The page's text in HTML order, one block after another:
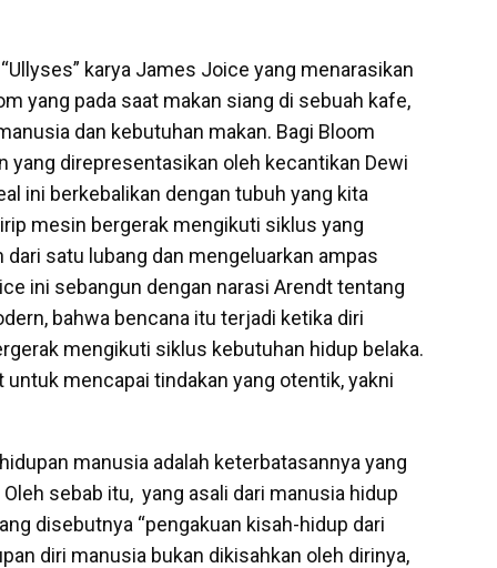
karya James Joice yang menarasikan
yang pada saat makan siang di sebuah kafe,
dan kebutuhan makan. Bagi Bloom
yang direpresentasikan oleh kecantikan Dewi
ini berkebalikan dengan tubuh yang kita
mesin bergerak mengikuti siklus yang
satu lubang dan mengeluarkan ampas
ini sebangun dengan narasi Arendt tentang
bahwa bencana itu terjadi ketika diri
mengikuti siklus kebutuhan hidup belaka.
mencapai tindakan yang otentik, yakni
manusia adalah keterbatasannya yang
sebab itu, yang asali dari manusia hidup
disebutnya “pengakuan kisah-hidup dari
diri manusia bukan dikisahkan oleh dirinya,